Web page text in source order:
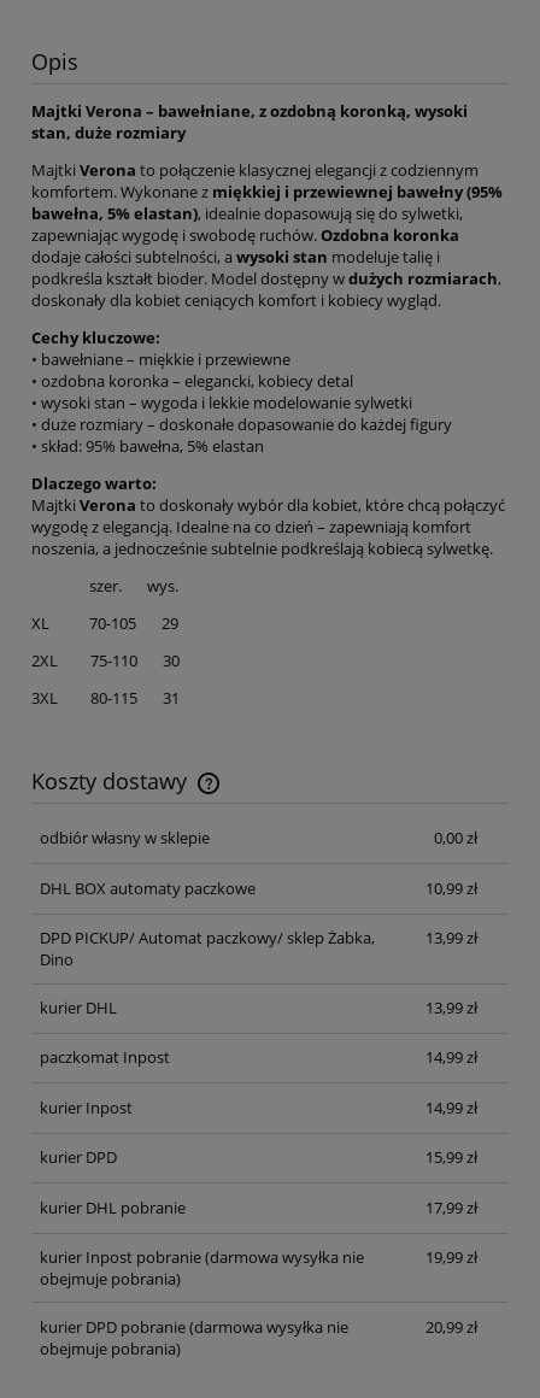
Opis
Majtki Verona – bawełniane, z ozdobną koronką, wysoki
stan, duże rozmiary
Majtki Verona to połączenie klasycznej elegancji z codziennym
komfortem. Wykonane z miękkiej i przewiewnej bawełny (95%
bawełna, 5% elastan), idealnie dopasowują się do sylwetki,
zapewniając wygodę i swobodę ruchów.Ozdobna koronka
dodaje całości subtelności, a wysoki stan modeluje talię i
podkreśla kształt bioder. Model dostępny wdużych rozmiarach,
doskonały dla kobiet ceniących komfort i kobiecy wygląd.
Cechy kluczowe:
• bawełniane – miękkie i przewiewne
• ozdobna koronka – elegancki, kobiecy detal
• wysoki stan – wygoda i lekkie modelowanie sylwetki
• duże rozmiary – doskonałe dopasowanie do każdej figury
• skład: 95% bawełna, 5% elastan
Dlaczego warto:
Majtki Verona to doskonały wybór dla kobiet, które chcą połączyć
wygodę z elegancją. Idealne na co dzień – zapewniają komfort
noszenia, a jednocześnie subtelnie podkreślają kobiecą sylwetkę.
szer. wys.
XL 70-105 29
2XL 75-110 30
3XL 80-115 31
Koszty dostawy
Cena nie zawiera ewentualnych kosztów płatności
odbiór własny w sklepie
0,00 zł
DHL BOX automaty paczkowe 10,99 zł
DPD PICKUP/ Automat paczkowy/ sklep Żabka,
Dino
13,99 zł
kurier DHL 13,99 zł
paczkomat Inpost 14,99 zł
kurier Inpost 14,99 zł
kurier DPD 15,99 zł
kurier DHL pobranie 17,99 zł
kurier Inpost pobranie(darmowa wysyłka nie
obejmuje pobrania)
19,99 zł
kurier DPD pobranie(darmowa wysyłka nie
obejmuje pobrania)
20,99 zł